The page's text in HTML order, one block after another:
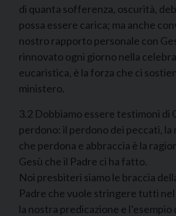
di quanta sofferenza, oscurità,
possa essere carica; ma anche
nostro rapporto personale con
rinnovato ogni giorno nella
eucaristica, è la forza che ci
ministero.
3.2 Dobbiamo essere testimoni di
perdono: il perdono dei peccati, la
che perdona e abbraccia è la
Gesù che il Padre ci ha fatto.
Noi presbiteri siamo le braccia
Padre che vuole stringere tutti
la nostra predicazione e l’esempio